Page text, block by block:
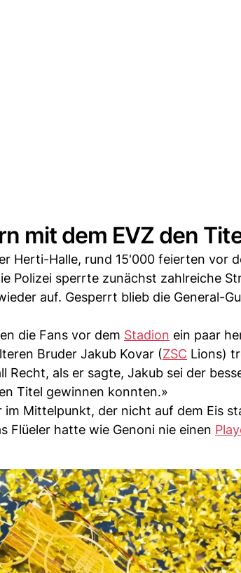
mit dem EVZ den
Herti-Halle, rund 15'000 feierten vor
Polizei sperrte zunächst zahlreiche
auf. Gesperrt blieb die General-
die Fans vor dem Stadion ein paar
Bruder Jakub Kovar (ZSC Lions)
Recht, als er sagte, Jakub sei der
Titel gewinnen konnten.»
im Mittelpunkt, der nicht auf dem Eis
Flüeler hatte wie Genoni nie einen